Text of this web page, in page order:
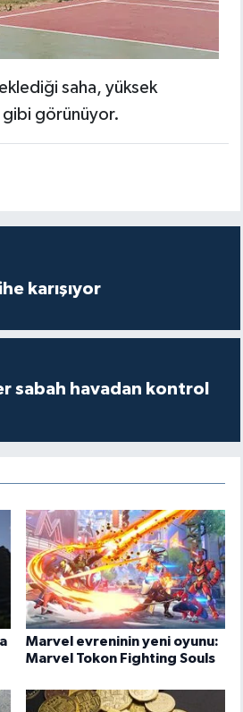
saha, yüksek
gibi görünüyor.
karışıyor
sabah havadan kontrol
Marvel evreninin yeni oyunu:
Marvel Tokon Fighting Souls